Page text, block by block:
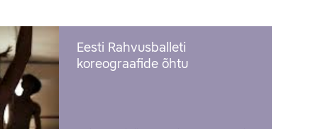
Eesti Rahvusballeti
koreograafide õhtu